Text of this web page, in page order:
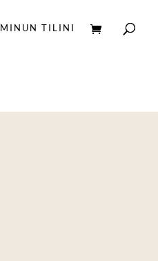
MINUN TILINI